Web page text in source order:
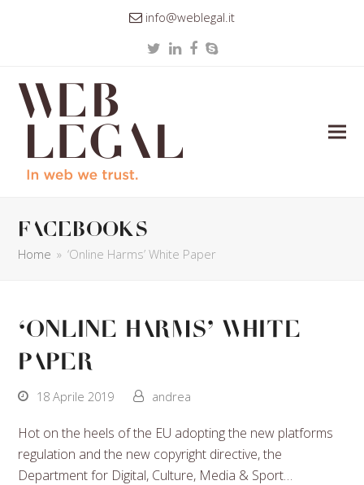
info@weblegal.it
TwitterLinkedIn
Facebook
Skype
facebooks
Home » ‘Online Harms’ White Paper
‘Online Harms’ White
Paper
18 Aprile 2019 andrea
Hot on the heels of the EU adopting the new platforms
regulation and the new copyright directive, the
Department for Digital, Culture, Media & Sport…